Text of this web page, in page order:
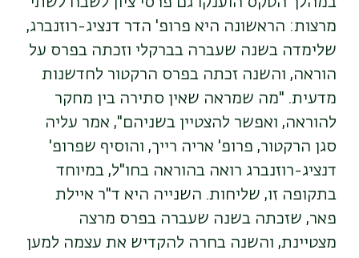
מרצות: הראשונה היא פרופ' הדר דנציג-רוזנברג,
שלימדה בשנה שעברה בברקלי וזכתה בפרס על
הוראה, והשנה זכתה בפרס הרקטור לחדשנות
מדעית. "מה שמראה שאין סתירה בין מחקר
להוראה, ואפשר להצטיין בשניהם", אמר עליה
סגן הרקטור, פרופ' אריה רייך, והוסיף שפרופ'
דנציג-רוזנברג רואה בהוראה בחו"ל, במיוחד
בתקופה זו, שליחות. השנייה היא ד"ר איילת
פאר, שזכתה בשנה שעברה בפרס מרצה
מצטיינת, והשנה בחרה להקדיש את עצמה למען